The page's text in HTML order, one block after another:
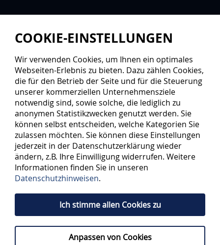
COOKIE-EINSTELLUNGEN
Wir verwenden Cookies, um Ihnen ein optimales
Webseiten-Erlebnis zu bieten. Dazu zählen Cookies,
die für den Betrieb der Seite und für die Steuerung
unserer kommerziellen Unternehmensziele
notwendig sind, sowie solche, die lediglich zu
anonymen Statistikzwecken genutzt werden. Sie
können selbst entscheiden, welche Kategorien Sie
zulassen möchten. Sie können diese Einstellungen
jederzeit in der Datenschutzerklärung wieder
ändern, z.B. Ihre Einwilligung widerrufen. Weitere
Informationen finden Sie in unseren
Datenschutzhinweisen.
Ich stimme allen Cookies zu
Anpassen von Cookies